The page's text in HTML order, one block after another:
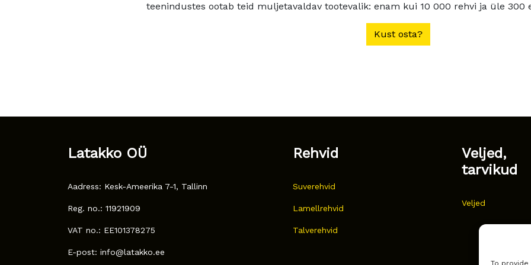
To
teenindustes ootab teid muljetavaldav tootevalik: enam kui 10 000 rehvi ja üle 300
Kust osta?
Latakko OÜ
Aadress: Kesk-Ameerika 7-1, Tallinn
Reg. no.: 11921909
VAT no.: EE101378275
E-post: info@latakko.ee
Rehvid
Suverehvid
Lamellrehvid
Talverehvid
Veljed,
tarvikud
Veljed